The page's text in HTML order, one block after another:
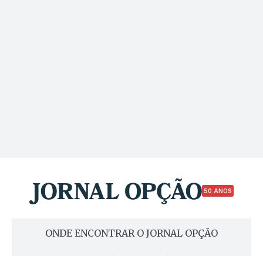
50 ANOS
ONDE ENCONTRAR O JORNAL OPÇÃO